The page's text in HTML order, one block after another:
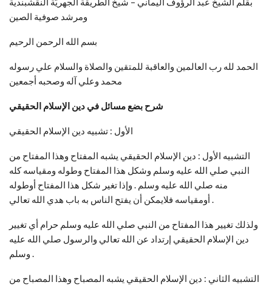
ومرشد صوفية الصين
بسم الله الرحمن الرحيم
الحمد لله رب العالمين والعاقبة للمتقين والصلاة والسلام علي رسوله
محمد وعلي آله وصحبه أجمعين
شرح بضع مسائل في دين الإسلام الحقيقي
الأول : تشبيه دين الإسلام الحقيقي
التشبيه الأول : دين الإسلام الحقيقي يشبه المفتاح وهذا المفتاح من
النبي صلي الله عليه وسلم وشكل هذا المفتاح وطوله ومقياسه كله
منه صلي الله عليه وسلم . وإذا تغير شكل هذا المفتاح أوطوله
أومقياسه فلايمكن أن يفتح الناس به باب هدي الله تعالي .
ولذلك تغيير هذا المفتاح من النبي صلي الله عليه وسلم حرام أي تغيير
دين الإسلام الحقيقي إرتداد عن الله تعالي والرسول صلي الله عليه
وسلم .
التشبيه الثاني : دين الإسلام الحقيقي يشبه المصباح وهذا المصباح من